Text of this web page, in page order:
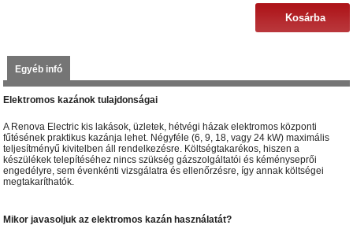
Egyéb infó
Elektromos kazánok tulajdonságai
A Renova Electric kis lakások, üzletek, hétvégi házak elektromos központi
fűtésének praktikus kazánja lehet. Négyféle (6, 9, 18, vagy 24 kW) maximális
teljesítményű kivitelben áll rendelkezésre. Költségtakarékos, hiszen a
készülékek telepítéséhez nincs szükség gázszolgáltatói és kéményseprői
engedélyre, sem évenkénti vizsgálatra és ellenőrzésre, így annak költségei
megtakaríthatók.
Mikor javasoljuk az elektromos kazán használatát?